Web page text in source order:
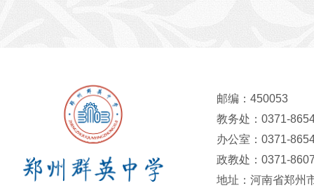
邮编：450053
教务处：0371-
办公室：0371-
政教处：0371-
地址：河南省郑州